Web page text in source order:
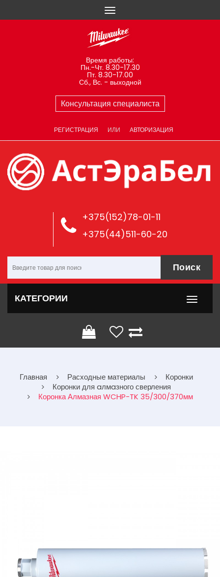
Время работы:
Пн.-Чт. 8.30-17.30
Пт. 8.30-17.00
Сб., Вс. - выходной
Консультация специалиста
РЕГИСТРАЦИЯ ИЛИ АВТОРИЗАЦИЯ
+375(152)78-01-11
+375(44)511-60-20
Поиск
КАТЕГОРИИ
Главная Расходные материалы
Коронки
Коронки для aлмaзного сверления
Коронка Алмазная WCHP-TK 35/300/370мм